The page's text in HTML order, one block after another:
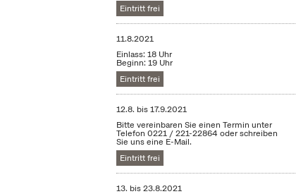
Eintritt frei
11.8.2021
Einlass: 18 Uhr
Beginn: 19 Uhr
Eintritt frei
12.8. bis17.9.2021
Bitte vereinbaren Sie einen Termin unter
Telefon 0221 / 221-22864 oder schreiben
Sie uns eine E-Mail.
Eintritt frei
13. bis23.8.2021